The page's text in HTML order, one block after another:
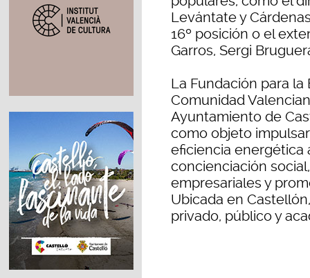
Levántate y
16º posición o el
Garros, Sergi
La Fundación para
Comunidad
Ayuntamiento de
como objeto
eficiencia energética
concienciación
empresariales y
Ubicada en
privado, público y